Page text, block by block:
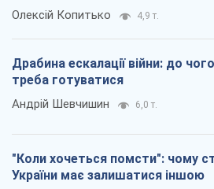
Олексій Копитько 4,9 т.
Драбина ескалації війни: до
треба готуватися
Андрій Шевчишин 6,0 т.
"Коли хочеться помсти": чому
України має залишатися іншою